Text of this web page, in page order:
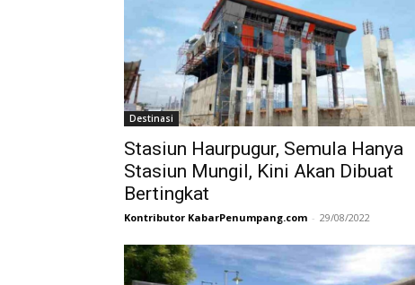
Destinasi
Stasiun Haurpugur, Semula Hanya
Stasiun Mungil, Kini Akan Dibuat
Bertingkat
Kontributor KabarPenumpang.com - 29/08/2022